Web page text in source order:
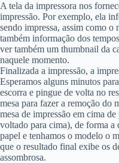
A tela da impressora nos
impressão. Por exemplo, ela
sendo impressa, assim como o
também informação dos
ver também um thumbnail da
naquele momento.
Finalizada a impressão, a
Esperamos alguns minutos
escorra e pingue de volta no
mesa para fazer a remoção do
mesa de impressão em cima
voltado para cima), de forma a
papel e tenhamos o modelo o
que o resultado final exibe os
assombrosa.